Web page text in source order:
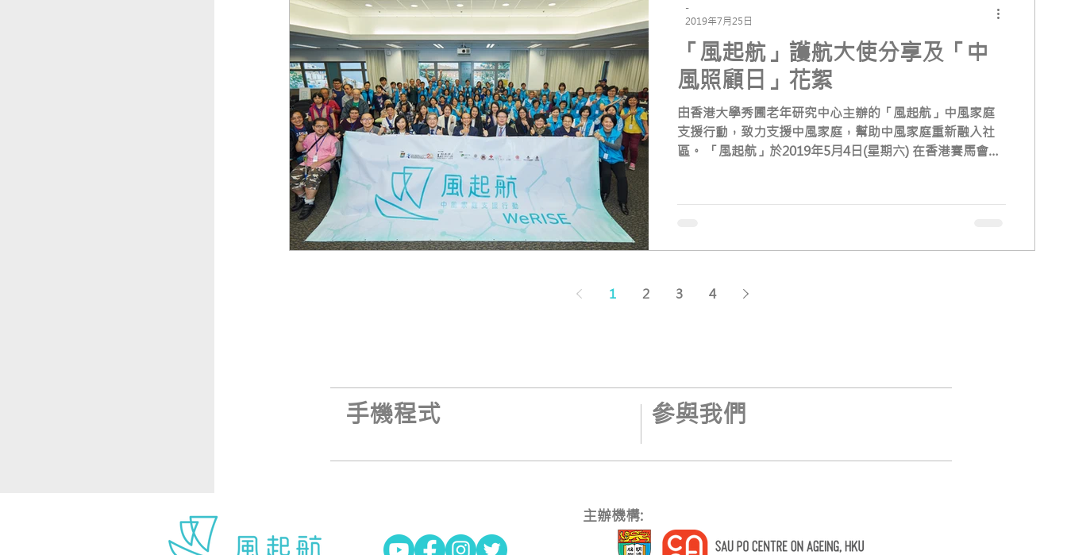
手機程式 參與我們
「風起航」護航大使分享及「中
風照顧日」花絮
由香港大學秀圃老年研究中心主辦的「風起航」中風家庭
支援行動，致力支援中風家庭，幫助中風家庭重新融入社
區。 「風起航」於2019年5月4日(星期六) 在香港賽馬會跨
得，及為義工...
-
2019年7月25日
1 2 3 4
主辦機構: